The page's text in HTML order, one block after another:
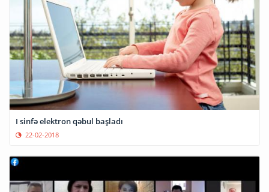
I sinfə elektron qəbul başladı
22-02-2018